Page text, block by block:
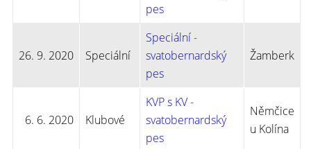
pes
26. 9. 2020 Speciální
Speciální -
svatobernardský
pes
Žamberk
6. 6. 2020 Klubové
KVP s KV -
svatobernardský
pes
Němčice
u Kolína